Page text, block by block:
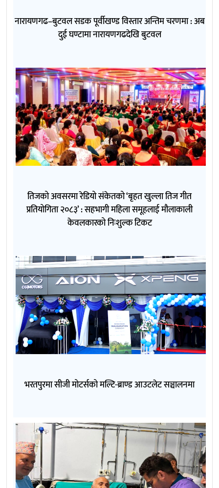
नारायणगढ–बुटवल सडक पूर्वीखण्ड विस्तार अन्तिम चरणमा : अब
दुई घण्टामा नारायणगढदेखि बुटवल
तिजको अवसरमा रेडियो संकेतको ‘बृहत खुल्ला तिज गीत
प्रतियोगिता २०८३’ : सहभागी महिला समूहलाई मौलाकाली
केवलकारको निःशुल्क टिकट
भरतपुरमा सीजी मोटर्सको मल्टि-ब्राण्ड आउटलेट सञ्चालनमा